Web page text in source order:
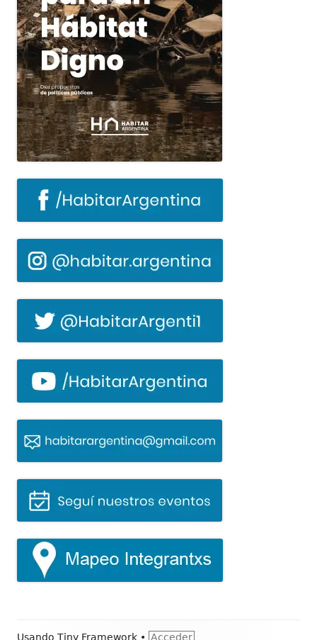
Contenido
Usando Tiny Framework • Acceder